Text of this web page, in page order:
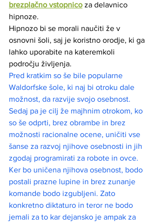
brezplačno vstopnico za delavnico
hipnoze.
Hipnozo bi se morali naučiti že v
osnovni šoli, saj je koristno orodje, ki ga
lahko uporabite na kateremkoli
področju življenja.
Pred kratkim so še bile popularne
Waldorfske šole, ki naj bi otroku dale
možnost, da razvije svojo osebnost.
Sedaj pa je cilj že majhnim otrokom, ko
so še odprti, brez obrambe in brez
možnosti racionalne ocene, uničiti vse
šanse za razvoj njihove osebnosti in jih
zgodaj programirati za robote in ovce.
Ker bo uničena njihova osebnost, bodo
postali prazne lupine in brez zunanje
komande bodo izgubljeni. Zato
konkretno diktaturo in teror ne bodo
jemali za to kar dejansko je ampak za